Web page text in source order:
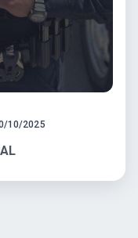
10/2025